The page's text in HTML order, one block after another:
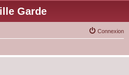
Garde
Connexion